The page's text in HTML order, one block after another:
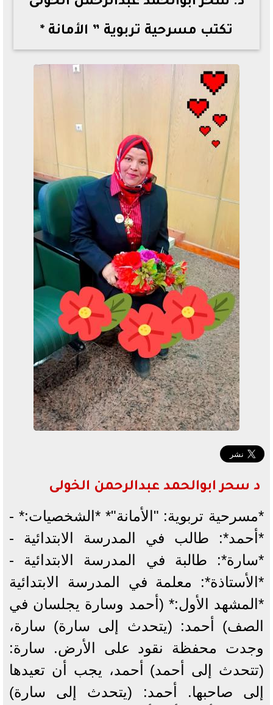
تكتب مسرحية تربوية ” الأمانة *
د سحر ابوالحمد عبدالرحمن الخولى
*مسرحية تربوية: "الأمانة"* *الشخصيات:* -
*أحمد*: طالب في المدرسة الابتدائية -
*سارة*: طالبة في المدرسة الابتدائية -
*الأستاذة*: معلمة في المدرسة الابتدائية
*المشهد الأول:* (أحمد وسارة يجلسان في
الصف) أحمد: (يتحدث إلى سارة) سارة،
وجدت محفظة نقود على الأرض. سارة:
(تتحدث إلى أحمد) أحمد، يجب أن تعيدها
إلى صاحبها. أحمد: (يتحدث إلى سارة)